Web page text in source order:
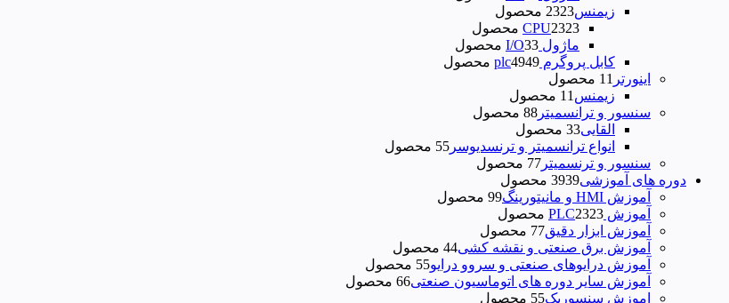
زیمنس
2323 محصول
CPU2323 محصول
ماژول I/O
33 محصول
کابل پروگرم plc
4949 محصول
اینورتر
1 1 محصول
زیمنس
1 1 محصول
سنسور و ترانسمیتر
88 محصول
القایی 33 محصول
انواع ترانسمیتر و ترنسدیوسر
55 محصول
سنسور و ترنسمیتر
77 محصول
دوره های آموزشی
3939 محصول
آموزش HMI و مانیتورینگ
99 محصول
آموزش PLC
2323 محصول
آموزش ابزار دقیق 77 محصول
آموزش برق صنعتی و نقشه کشی 44 محصول
آموزش درایوهای صنعتی و سروو درایو 55 محصول
آموزش سایر دوره های اتوماسیون صنعتی 66 محصول
اموزش سنسوریک 55 محصول